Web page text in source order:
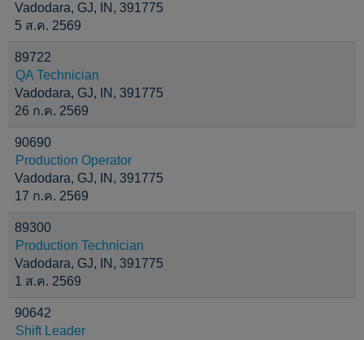
Vadodara, GJ, IN, 391775
5 ส.ค. 2569
89722
QA Technician
Vadodara, GJ, IN, 391775
26 ก.ค. 2569
90690
Production Operator
Vadodara, GJ, IN, 391775
17 ก.ค. 2569
89300
Production Technician
Vadodara, GJ, IN, 391775
1 ส.ค. 2569
90642
Shift Leader